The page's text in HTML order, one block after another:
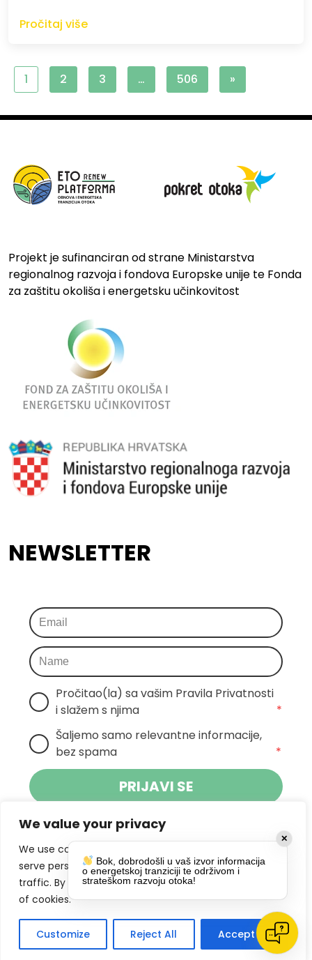
We value your privacy
We use cookies to enhance your browsing experience,
serve personalized ads or content, and analyze our
traffic. By clicking "Accept All", you consent to our use
of cookies.
Customize Reject All Accept All
Pročitaj više
1 2 3 … 506 »
Projekt je sufinanciran od strane Ministarstva
regionalnog razvoja i fondova Europske unije te Fonda
za zaštitu okoliša i energetsku učinkovitost
NEWSLETTER
Pročitao(la) sa vašim Pravila Privatnosti
i slažem s njima
*
Šaljemo samo relevantne informacije,
bez spama
*
PRIJAVI SE
Klikom na gumb dajete suglasnost za
primanje novosti Pokreta Otoka te se
slažete spolitikom privatnosti.
DRUŠTVENE MREŽE
✕
Bok, dobrodošli u vaš izvor informacija
o energetskoj tranziciji te održivom i
strateškom razvoju otoka!